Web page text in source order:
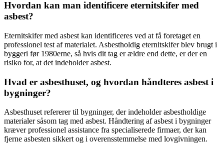
Hvordan kan man identificere eternitskifer med
asbest?
Eternitskifer med asbest kan identificeres ved at få foretaget en
professionel test af materialet. Asbestholdig eternitskifer blev brugt i
byggeri før 1980erne, så hvis dit tag er ældre end dette, er der en
risiko for, at det indeholder asbest.
Hvad er asbesthuset, og hvordan håndteres asbest i
bygninger?
Asbesthuset refererer til bygninger, der indeholder asbestholdige
materialer såsom tag med asbest. Håndtering af asbest i bygninger
kræver professionel assistance fra specialiserede firmaer, der kan
fjerne asbesten sikkert og i overensstemmelse med lovgivningen.